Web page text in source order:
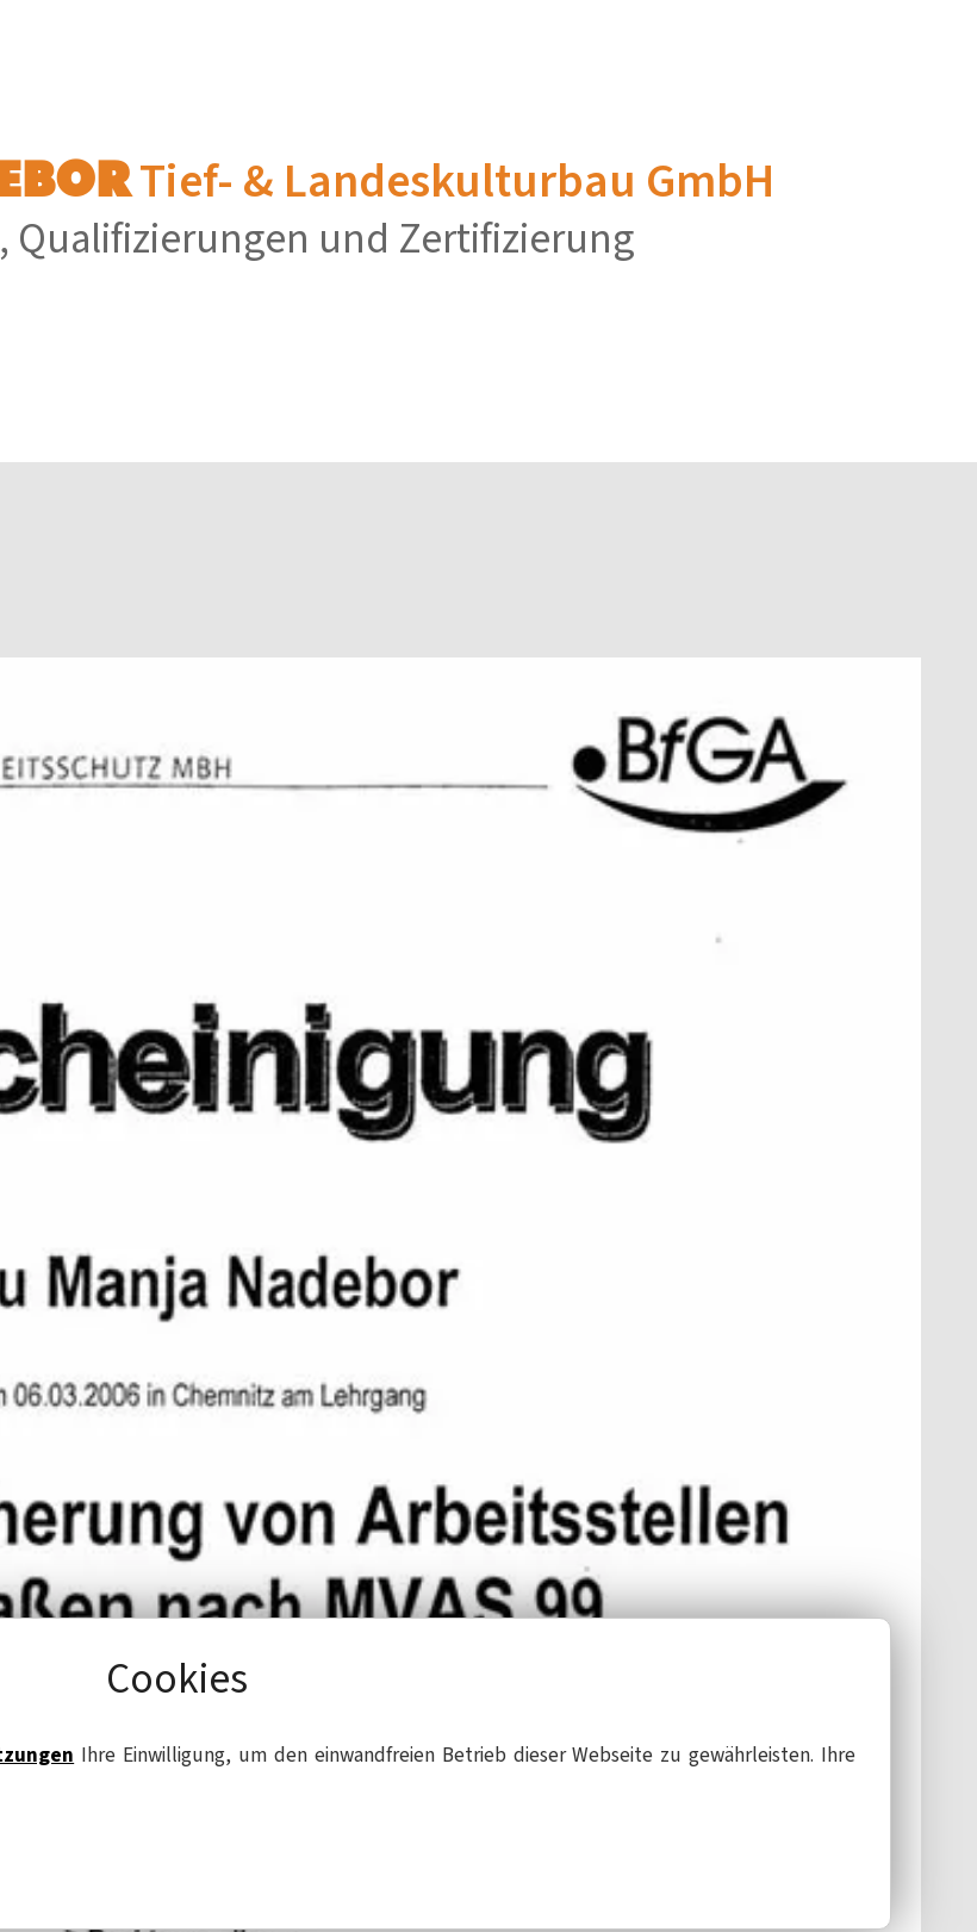
Tief- & Landeskulturbau GmbH
Qualifizierungen und Zertifizierung
Cookies
Ihre Einwilligung, um den einwandfreien Betrieb dieser Webseite zu gewährleisten. Ihre